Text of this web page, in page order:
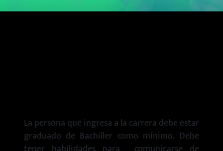
La persona que ingresa a la carrera debe estar
graduado de Bachiller como mínimo. Debe